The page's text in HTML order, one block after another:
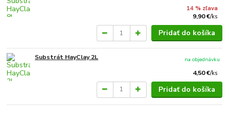
14 % zľava
9,90 €/ks
Pridať do košíka
Substrát HayClay 2L
4,50 €/ks
na objednávku
Pridať do košíka